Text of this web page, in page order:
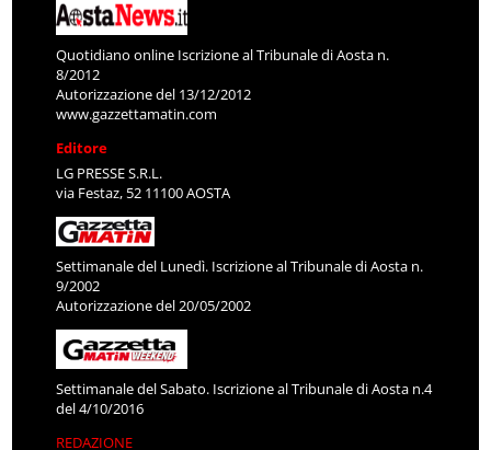
Quotidiano online Iscrizione al Tribunale di Aosta n.
8/2012
Autorizzazione del 13/12/2012
www.gazzettamatin.com
Editore
LG PRESSE S.R.L.
via Festaz, 52 11100 AOSTA
Settimanale del Lunedì. Iscrizione al Tribunale di Aosta n.
9/2002
Autorizzazione del 20/05/2002
Settimanale del Sabato. Iscrizione al Tribunale di Aosta n.4
del 4/10/2016
REDAZIONE